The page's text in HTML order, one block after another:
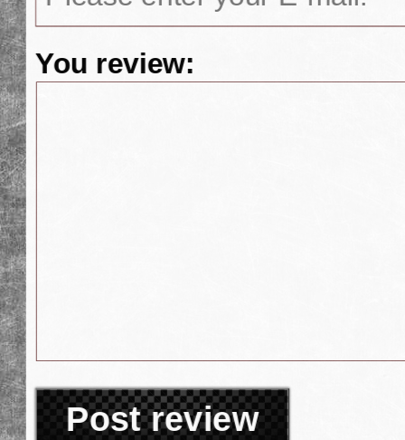
You review:
Post review